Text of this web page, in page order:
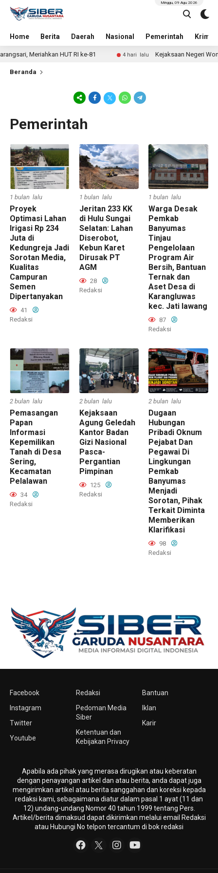
Home Berita Daerah Nasional Pemerintah
Minggu, 09 Agu 2026
Meriahkan HUT RI ke-81 4 hari lalu Kejaksaan Negeri
Beranda
Pemerintah
1 bulan lalu
Proyek
Optimasi Lahan
Irigasi Rp 234
Juta di
Kedungreja Jadi
Sorotan Media,
Kualitas
Campuran
Semen
Dipertanyakan
41
Redaksi
1 bulan lalu
Jeritan 233 KK
di Hulu Sungai
Selatan: Lahan
Diserobot,
Kebun Karet
Dirusak PT
AGM
28
Redaksi
1 bulan lalu
Warga Desak
Pemkab
Banyumas
Tinjau
Pengelolaan
Program Air
Bersih, Bantuan
Ternak dan
Aset Desa di
Karangluwas
kec. Jati lawang
87
Redaksi
2 bulan lalu
Pemasangan
Papan
Informasi
Kepemilikan
Tanah di Desa
Sering,
Kecamatan
Pelalawan
34
Redaksi
2 bulan lalu
Kejaksaan
Agung Geledah
Kantor Badan
Gizi Nasional
Pasca-
Pergantian
Pimpinan
125
Redaksi
2 bulan lalu
Dugaan
Hubungan
Pribadi Oknum
Pejabat Dan
Pegawai Di
Lingkungan
Pemkab
Banyumas
Menjadi
Sorotan, Pihak
Terkait Diminta
Memberikan
Klarifikasi
98
Redaksi
Facebook
Instagram
Twitter
Youtube
Redaksi
Pedoman Media
Siber
Ketentuan dan
Kebijakan Privacy
Bantuan
Iklan
Karir
Apabila ada pihak yang merasa dirugikan atau keberatan
dengan penayangan artikel dan atau berita, anda dapat juga
mengirimkan artikel atau berita sanggahan dan koreksi kepada
redaksi kami, sebagaimana diatur dalam pasal 1 ayat (11 dan
12) undang-undang Nomor 40 tahun 1999 tentang Pers.
Artikel/berita dimaksud dapat dikirimkan melalui email Redaksi
atau Hubungi No telpon tercantum di bok redaksi